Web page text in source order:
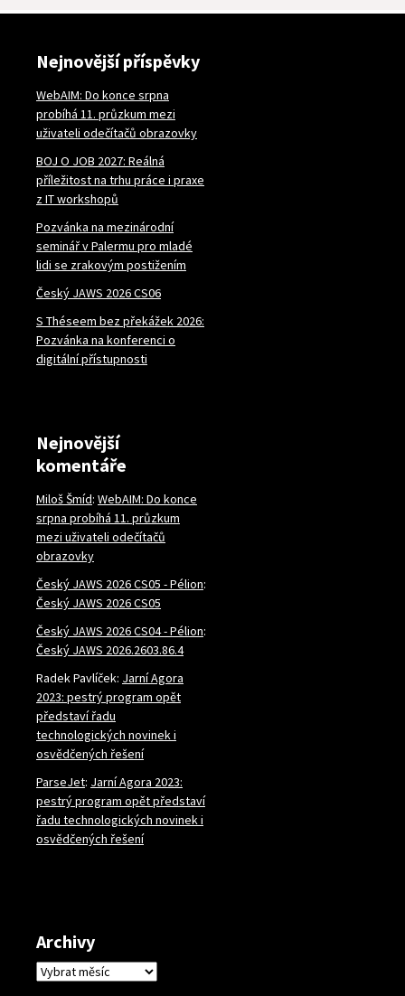
Nejnovější příspěvky
WebAIM: Do konce srpna
probíhá 11. průzkum mezi
uživateli odečítačů obrazovky
BOJ O JOB 2027: Reálná
příležitost na trhu práce i praxe
z IT workshopů
Pozvánka na mezinárodní
seminář v Palermu pro mladé
lidi se zrakovým postižením
Český JAWS 2026 CS06
S Théseem bez překážek 2026:
Pozvánka na konferenci o
digitální přístupnosti
Nejnovější
komentáře
Miloš Šmíd: WebAIM: Do konce
srpna probíhá 11. průzkum
mezi uživateli odečítačů
obrazovky
Český JAWS 2026 CS05 - Pélion:
Český JAWS 2026 CS05
Český JAWS 2026 CS04 - Pélion:
Český JAWS 2026.2603.86.4
Radek Pavlíček: Jarní Agora
2023: pestrý program opět
představí řadu
technologických novinek i
osvědčených řešení
ParseJet: Jarní Agora 2023:
pestrý program opět představí
řadu technologických novinek i
osvědčených řešení
Archivy
Archivy